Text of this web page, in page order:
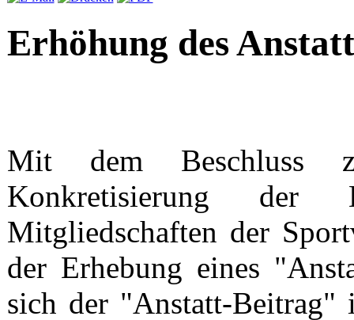
Erhöhung des
Mit dem Beschluss
Konkretisierung der
Mitgliedschaften der
der Erhebung eines
sich der "Anstatt-Beitrag"